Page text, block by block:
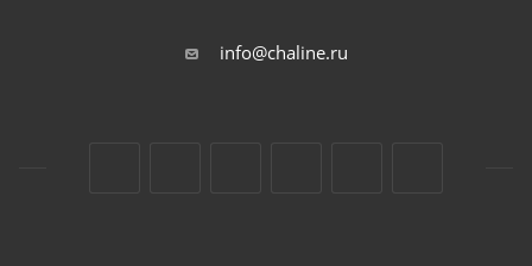
info@chaline.ru